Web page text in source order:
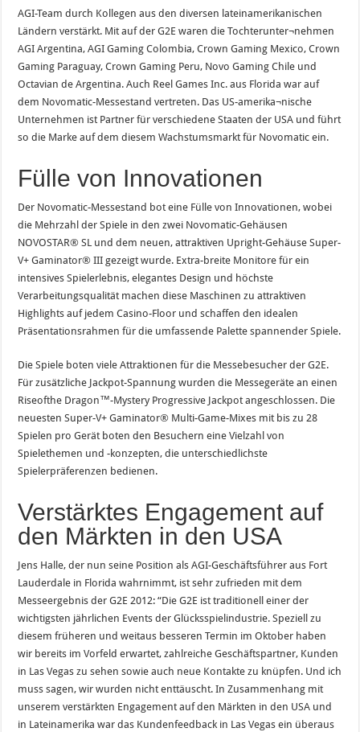
AGI-Team durch Kollegen aus den diversen lateinamerikanischen
Ländern verstärkt. Mit auf der G2E waren die Tochterunter¬nehmen
AGI Argentina, AGI Gaming Colombia, Crown Gaming Mexico, Crown
Gaming Paraguay, Crown Gaming Peru, Novo Gaming Chile und
Octavian de Argentina. Auch Reel Games Inc. aus Florida war auf
dem Novomatic-Messestand vertreten. Das US-amerika¬nische
Unternehmen ist Partner für verschiedene Staaten der USA und führt
so die Marke auf dem diesem Wachstumsmarkt für Novomatic ein.
Fülle von Innovationen
Der Novomatic-Messestand bot eine Fülle von Innovationen, wobei
die Mehrzahl der Spiele in den zwei Novomatic-Gehäusen
NOVOSTAR® SL und dem neuen, attraktiven Upright-Gehäuse Super-
V+ Gaminator® III gezeigt wurde. Extra-breite Monitore für ein
intensives Spielerlebnis, elegantes Design und höchste
Verarbeitungsqualität machen diese Maschinen zu attraktiven
Highlights auf jedem Casino-Floor und schaffen den idealen
Präsentationsrahmen für die umfassende Palette spannender Spiele.
Die Spiele boten viele Attraktionen für die Messebesucher der G2E.
Für zusätzliche Jackpot-Spannung wurden die Messegeräte an einen
Riseofthe Dragon™-Mystery Progressive Jackpot angeschlossen. Die
neuesten Super-V+ Gaminator® Multi-Game-Mixes mit bis zu 28
Spielen pro Gerät boten den Besuchern eine Vielzahl von
Spielethemen und -konzepten, die unterschiedlichste
Spielerpräferenzen bedienen.
Verstärktes Engagement auf
den Märkten in den USA
Jens Halle, der nun seine Position als AGI-Geschäftsführer aus Fort
Lauderdale in Florida wahrnimmt, ist sehr zufrieden mit dem
Messeergebnis der G2E 2012: “Die G2E ist traditionell einer der
wichtigsten jährlichen Events der Glücksspielindustrie. Speziell zu
diesem früheren und weitaus besseren Termin im Oktober haben
wir bereits im Vorfeld erwartet, zahlreiche Geschäftspartner, Kunden
in Las Vegas zu sehen sowie auch neue Kontakte zu knüpfen. Und ich
muss sagen, wir wurden nicht enttäuscht. In Zusammenhang mit
unserem verstärkten Engagement auf den Märkten in den USA und
in Lateinamerika war das Kundenfeedback in Las Vegas ein überaus